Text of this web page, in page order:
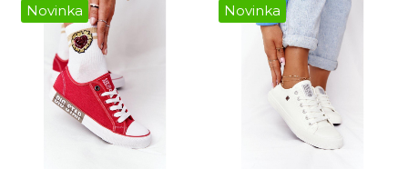
Novinka Novinka